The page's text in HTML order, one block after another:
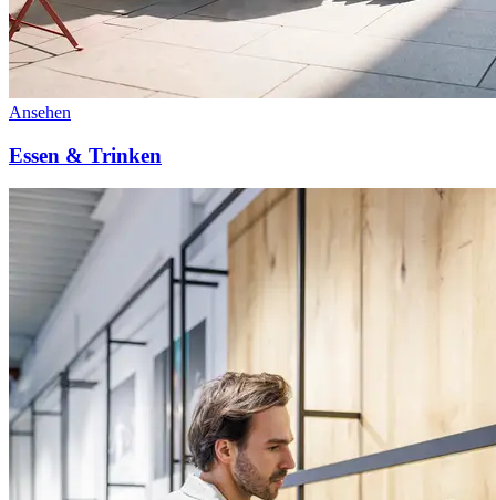
Ansehen
Essen & Trinken